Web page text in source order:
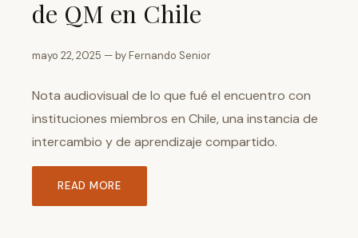
de QM en Chile
mayo 22, 2025 — by Fernando Senior
Nota audiovisual de lo que fué el encuentro con
instituciones miembros en Chile, una instancia de
intercambio y de aprendizaje compartido.
READ MORE